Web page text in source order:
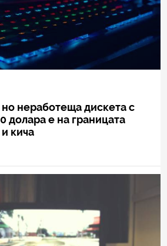
но неработеща дискета с
долара е на границата
кича